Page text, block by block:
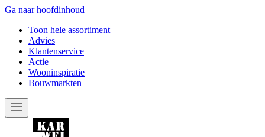
Ga naar hoofdinhoud
Toon hele assortiment
Advies
Klantenservice
Actie
Wooninspiratie
Bouwmarkten